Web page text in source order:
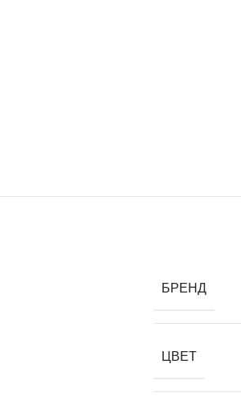
БРЕНД
ЦВЕТ